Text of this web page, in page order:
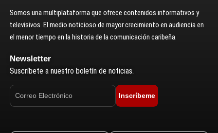
Somos una multiplataforma que ofrece contenidos informativos y
televisivos. El medio noticioso de mayor crecimiento en audiencia en
el menor tiempo en la historia de la comunicación caribeña.
Newsletter
Suscríbete a nuestro boletín de noticias.
Inscríbeme